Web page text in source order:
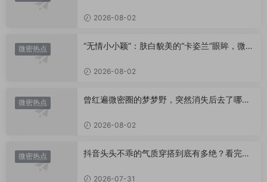
2026-08-02
微密热点
“无情小小颖”：肤白貌美的“卡姿兰”眼眸，微密
2026-08-02
微密热点
曾红遍微密圈的梦梦野，突然消失后去了哪
2026-08-02
微密热点
抖音头头不乖的气质穿搭到底有多绝？看完想
2026-07-31